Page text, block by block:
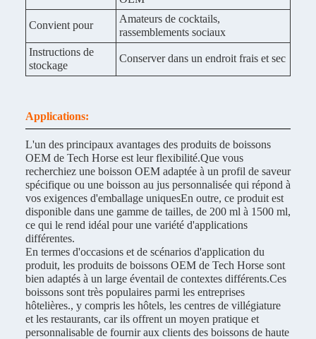
Convient pour
Amateurs de cocktails,
rassemblements sociaux
Instructions de
stockage
Conserver dans un endroit frais et sec
Applications:
L'un des principaux avantages des produits de boissons
OEM de Tech Horse est leur flexibilité.Que vous
recherchiez une boisson OEM adaptée à un profil de saveur
spécifique ou une boisson au jus personnalisée qui répond à
vos exigences d'emballage uniquesEn outre, ce produit est
disponible dans une gamme de tailles, de 200 ml à 1500 ml,
ce qui le rend idéal pour une variété d'applications
différentes.
En termes d'occasions et de scénarios d'application du
produit, les produits de boissons OEM de Tech Horse sont
bien adaptés à un large éventail de contextes différents.Ces
boissons sont très populaires parmi les entreprises
hôtelières., y compris les hôtels, les centres de villégiature
et les restaurants, car ils offrent un moyen pratique et
personnalisable de fournir aux clients des boissons de haute